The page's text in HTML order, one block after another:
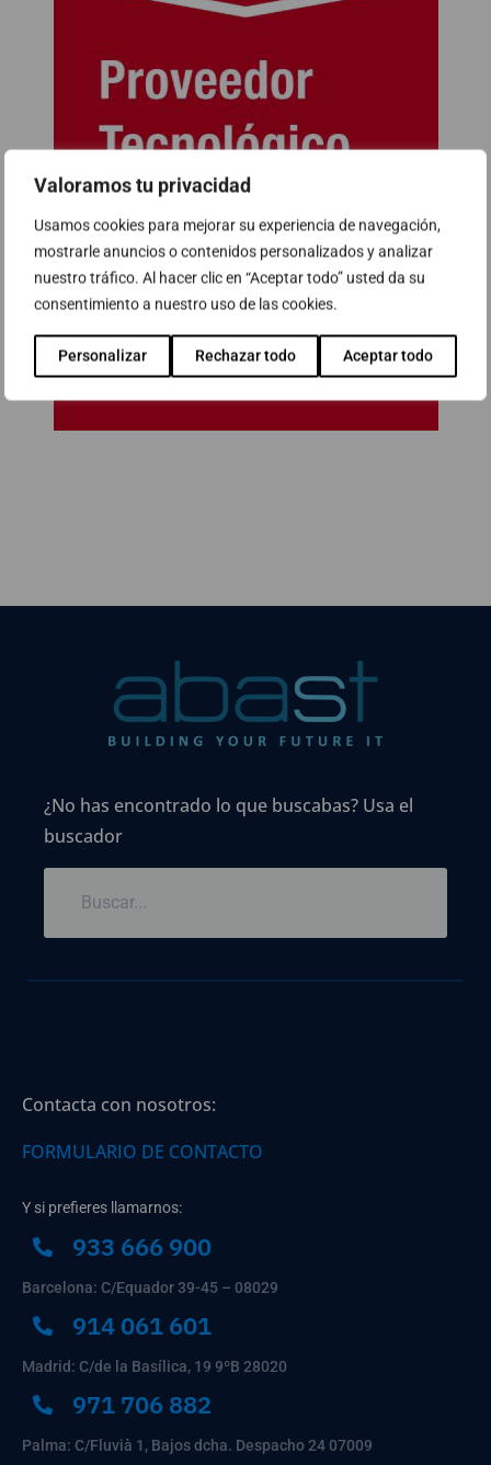
Valoramos tu privacidad
Usamos cookies para mejorar su experiencia de navegación,
mostrarle anuncios o contenidos personalizados y analizar
nuestro tráfico. Al hacer clic en “Aceptar todo” usted da su
consentimiento a nuestro uso de las cookies.
Personalizar Rechazar todo Aceptar todo
¿No has encontrado lo que buscabas? Usa el
buscador
Contacta con nosotros:
FORMULARIO DE CONTACTO
Y si prefieres llamarnos:
933 666 900
Barcelona: C/Equador 39-45 – 08029
914 061 601
Madrid: C/de la Basílica, 19 9ºB 28020
971 706 882
Palma: C/Fluvià 1, Bajos dcha. Despacho 24 07009